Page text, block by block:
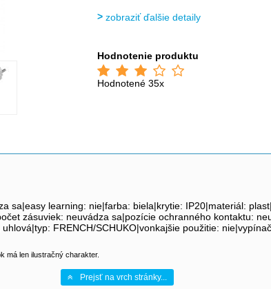
zobraziť ďalšie detaily
Hodnotenie produktu
Hodnotené 35x
sa|easy learning: nie|farba: biela|krytie: IP20|materiál:
zásuviek: neuvádza sa|pozície ochranného kontaktu:
FRENCH/SCHUKO|vonkajšie použitie:
má len ilustračný charakter.
Prejsť na vrch stránky...